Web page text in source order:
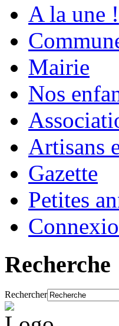
A la une !
Mairie
Nos
Artisans
Gazette
Petites
Recherche
Rechercher